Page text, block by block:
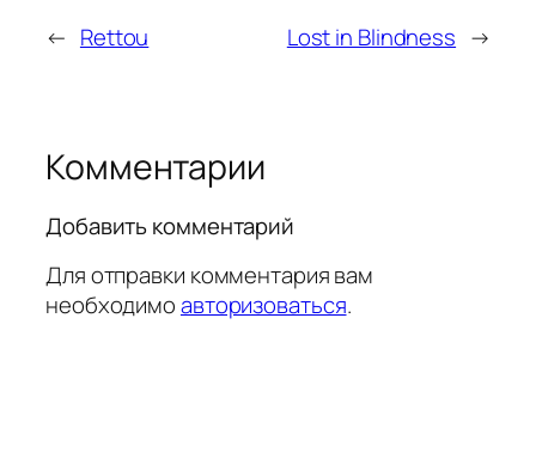
← Rettou Lost in Blindness →
Комментарии
Добавить комментарий
Для отправки комментария вам
необходимоавторизоваться.